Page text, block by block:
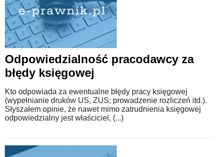
Odpowiedzialność pracodawcy za
błędy księgowej
Kto odpowiada za ewentualne błędy pracy księgowej
(wypełnianie druków US, ZUS; prowadzenie rozliczeń itd.).
Słyszałem opinie, że nawet mimo zatrudnienia księgowej
odpowiedzialny jest właściciel, (...)